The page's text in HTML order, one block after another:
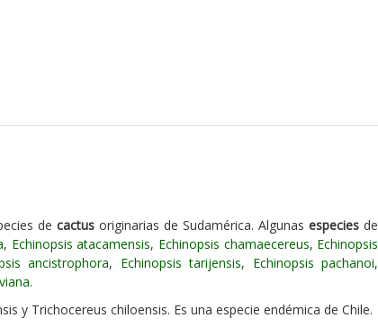
de cactus originarias de Sudamérica. Algunas especies de
, Echinopsis atacamensis, Echinopsis chamaecereus, Echinopsis
ancistrophora, Echinopsis tarijensis, Echinopsis pachanoi,
.
y Trichocereus chiloensis. Es una especie endémica de Chile.